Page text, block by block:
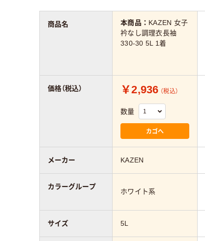
本商品： KAZEN 女子
衿なし調理衣長袖
330-30 5L 1着
￥2,936 （税込）
数量
カゴへ
KAZEN
ホワイト系
5L
商品名
価格（税込）
メーカー
カラーグループ
サイズ